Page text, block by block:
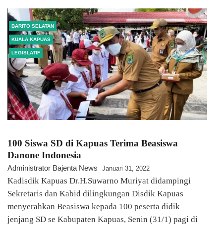
BARITO SELATAN
KUALA KAPUAS
LEGISLATIF
100 Siswa SD di Kapuas Terima Beasiswa
Danone Indonesia
Administrator Bajenta News Januari 31, 2022
Kadisdik Kapuas Dr.H.Suwarno Muriyat didampingi
Sekretaris dan Kabid dilingkungan Disdik Kapuas
menyerahkan Beasiswa kepada 100 peserta didik
jenjang SD se Kabupaten Kapuas, Senin (31/1) pagi di